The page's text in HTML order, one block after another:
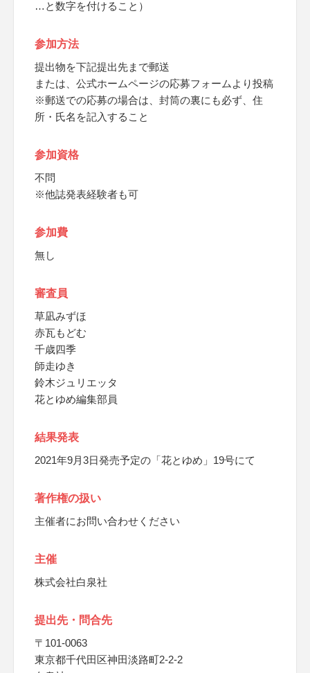
…と数字を付けること）
参加方法
提出物を下記提出先まで郵送
または、公式ホームページの応募フォームより投稿
※郵送での応募の場合は、封筒の裏にも必ず、住
所・氏名を記入すること
参加資格
不問
※他誌発表経験者も可
参加費
無し
審査員
草凪みずほ
赤瓦もどむ
千歳四季
師走ゆき
鈴木ジュリエッタ
花とゆめ編集部員
結果発表
2021年9月3日発売予定の「花とゆめ」19号にて
著作権の扱い
主催者にお問い合わせください
主催
株式会社白泉社
提出先・問合先
〒101-0063
東京都千代田区神田淡路町2-2-2